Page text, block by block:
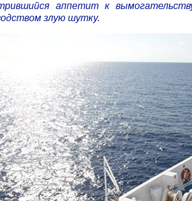
аппетит к
злую шутку.